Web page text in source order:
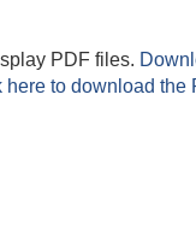
PDF files.
here to download the